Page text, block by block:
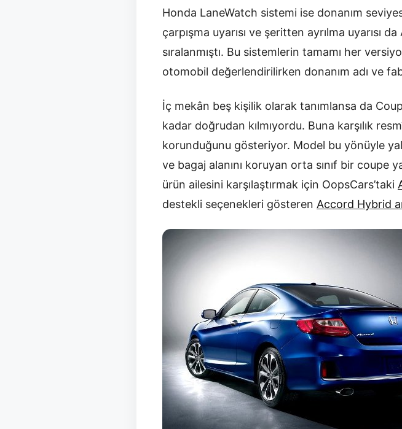
Honda LaneWatch sistemi ise donanım
çarpışma uyarısı ve şeritten ayrılma uyarısı
sıralanmıştı. Bu sistemlerin tamamı her
otomobil değerlendirilirken donanım adı ve
İç mekân beş kişilik olarak tanımlansa da
kadar doğrudan kılmıyordu. Buna karşılık
korunduğunu gösteriyor. Model bu yönüyle
ve bagaj alanını koruyan orta sınıf bir coupe
ürün ailesini karşılaştırmak için OopsCars’taki
destekli seçenekleri gösteren Accord Hybrid